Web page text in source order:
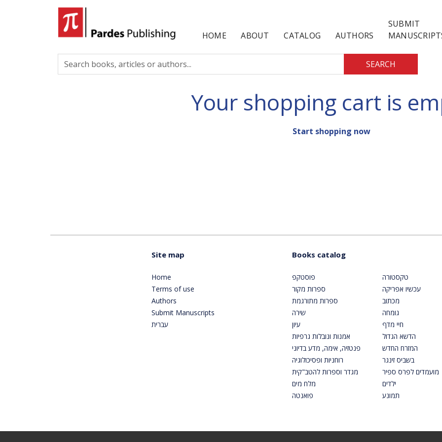
HOME ABOUT CATALOG AUTHORS
SUBMIT
SEARCH
Your shopping cart is
Start shopping now
Site map
Home
Terms of use
Authors
Submit Manuscripts
עברית
Books catalog
פוסטקפ
ספרות מקור
ספרות מתורגמת
שירה
עיון
אמנות ונובלות גרפיות
פנטזיה, אימה, מדע בדיוני
רוחניות ופסיכולוגיה
מגדר וספרות להטב"קית
מלח מים
פואנטה
טקסטורה
עכשיו אפריקה
מכתוב
גומחה
חיי מדף
הדשא הגדול
המזרח החדש
בשביס זינגר
מועמדים לפרס ספיר
ילדים
תמונע